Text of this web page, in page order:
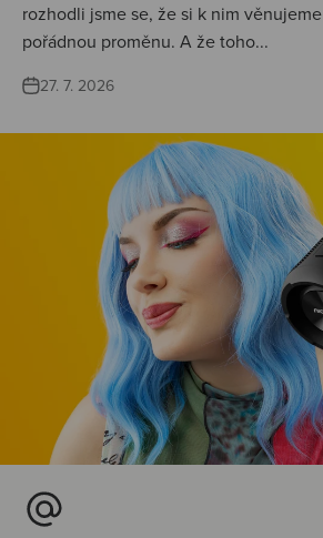
rozhodli jsme se, že si k nim věnujeme
pořádnou proměnu. A že toho...
27. 7. 2026